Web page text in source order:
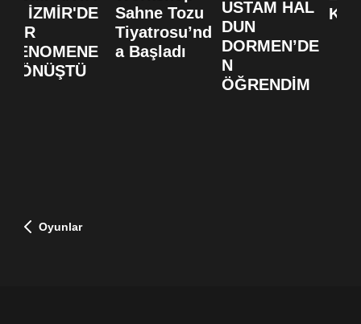
SI İZMİR'DE
BİR
FENOMENE
DÖNÜŞTÜ
Sahne Tozu
Tiyatrosu’nd
a Başladı
USTAM HAL
DUN
DORMEN’DE
N
ÖĞRENDİM
Oyunlar